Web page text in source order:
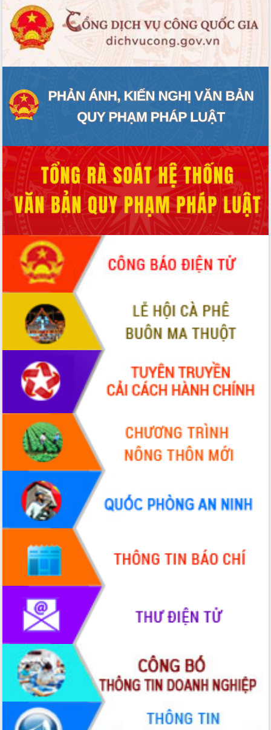
Bàn giải pháp tháo gỡ khó khăn trong
xuất khẩu sầu riêng và triển khai quy
định EUDR
Thứ trưởng Bộ Nông nghiệp và Môi
trường Nguyễn Hoàng Hiệp khảo sát
Trình diễn nghệ thuật chế biến các
món ăn từ sầu riêng
Đắk Lắk công bố Quy hoạch và xúc
Ngành cá ngừ Đắk Lắk chủ động thích
ứng để giữ vững thị trường xuất khẩu
Diễn đàn Kinh tế tư nhân Việt Nam đột
phá cơ chế - Hợp tác công tư
Đề án 06 tạo bước ngoặt đột phá trong
cải cách hành chính tỉnh Đắk Lắk
Kết nối tour, đẩy mạnh chuyển đổi số
để phát triển du lịch Đắk Lắk
Khởi động Dự án Đầu tư xây dựng hạ
tầng kỹ thuật Cụm công nghiệp Tân
Gặp mặt các cơ quan báo chí nhân Kỷ
niệm 101 năm Ngày Báo chí Cách
mạng Việt Nam
Đắk Lắk sơ kết 4 năm triển khai thực
hiện Đề án 06 của Chính phủ
Họp báo thông tin về Hội nghị Công bố
Quy hoạch và Xúc tiến đầu tư tỉnh Đắk
Khơi thông điểm nghẽn, đẩy nhanh
giải ngân vốn khắc phục thiên tai
HĐND tỉnh thông qua điều chỉnh Quy
hoạch tỉnh thời kỳ 2021-2030
Hội thảo góp ý hồ sơ điều chỉnh quy
hoạch tỉnh Đắk Lắk thời kỳ 2021-2030,
tầm nhìn đến năm 2050
Nâng cao hiệu quả hoạt động của các
doanh nghiệp nhà nước
Hội nghị triển khai kết nối mạng
truyền số liệu chuyên dùng phục vụ cơ
quan Đảng, Nhà nước
Lễ phát động chuỗi hoạt động chung
Xã Ea Kar bước chuyển mình trong
công tác cải cách hành chính mô hình
UBND tỉnh họp báo định kỳ tháng 4
năm 2026
Hội thảo khoa học “Giải pháp thúc đẩy
phát triển nền kinh tế xanh tại tỉnh
Đắk Lắk”
Tăng cường giám sát, đôn đốc thực
hiện nhiệm vụ quản lý tài sản công
hàng tuần